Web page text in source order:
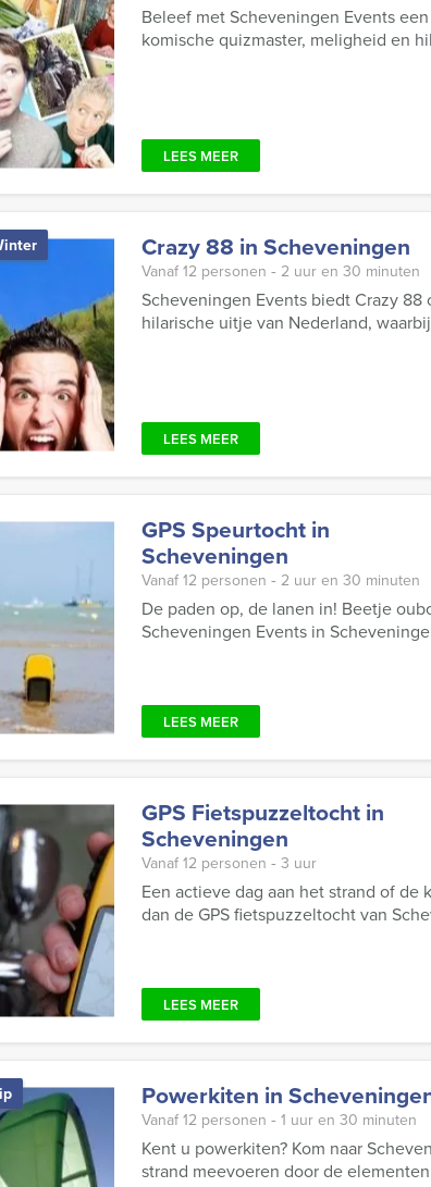
Beleef met Scheveningen Events
komische quizmaster, meligheid en
LEES MEER
Crazy 88 in Scheveningen
Vanaf 12 personen ‐ 2 uur en 30 minuten
Scheveningen Events biedt Crazy
hilarische uitje van Nederland,
LEES MEER
GPS Speurtocht in
Scheveningen
Vanaf 12 personen ‐ 2 uur en 30 minuten
De paden op, de lanen in! Beetje
Scheveningen Events in
LEES MEER
GPS Fietspuzzeltocht in
Scheveningen
Vanaf 12 personen ‐ 3 uur
Een actieve dag aan het strand of
dan de GPS fietspuzzeltocht van
LEES MEER
Powerkiten in
Vanaf 12 personen ‐ 1 uur en 30 minuten
Kent u powerkiten? Kom naar
strand meevoeren door de